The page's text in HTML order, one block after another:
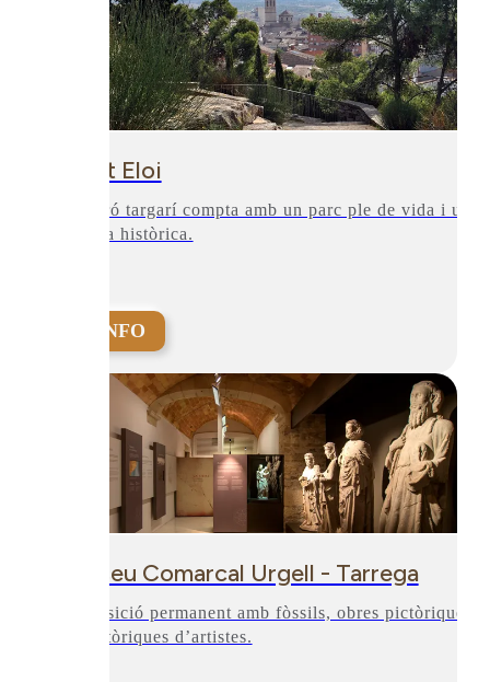
Sant Eloi
El turó targarí compta amb un parc ple de vida i una
ermita històrica.
+INFO
Museu Comarcal Urgell - Tarrega
Exposició permanent amb fòssils, obres pictòriques i
escultòriques d’artistes.